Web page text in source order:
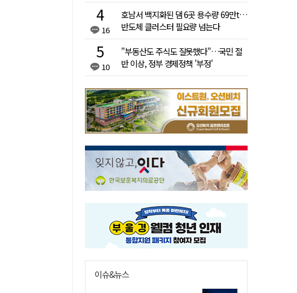
16
호남서 백지화된 댐 6곳 용수량 69만t…
반도체 클러스터 필요량 넘는다
10
"부동산도 주식도 잘못했다"…국민 절
반 이상, 정부 경제정책 '부정'
이슈&뉴스